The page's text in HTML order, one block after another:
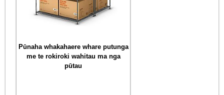
Pūnaha whakahaere whare putunga
me te rokiroki wahitau ma nga
pūtau